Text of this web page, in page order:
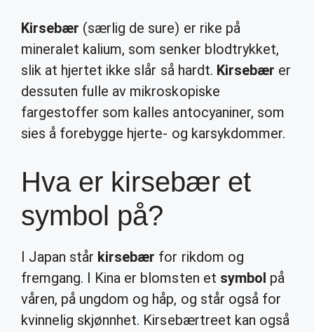
Kirsebær (særlig de sure) er rike på
mineralet kalium, som senker blodtrykket,
slik at hjertet ikke slår så hardt. Kirsebær er
dessuten fulle av mikroskopiske
fargestoffer som kalles antocyaniner, som
sies å forebygge hjerte- og karsykdommer.
Hva er kirsebær et
symbol på?
I Japan står kirsebær for rikdom og
fremgang. I Kina er blomsten et symbol på
våren, på ungdom og håp, og står også for
kvinnelig skjønnhet. Kirsebærtreet kan også